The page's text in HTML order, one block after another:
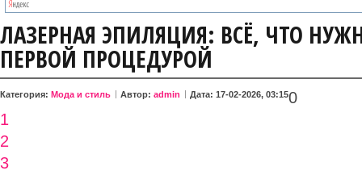
ЛАЗЕРНАЯ ЭПИЛЯЦИЯ: ВСЁ, ЧТО
ПЕРВОЙ ПРОЦЕДУРОЙ
Категория: Мода и стиль Автор: admin Дата: 17-02-2026, 03:150
1
2
3